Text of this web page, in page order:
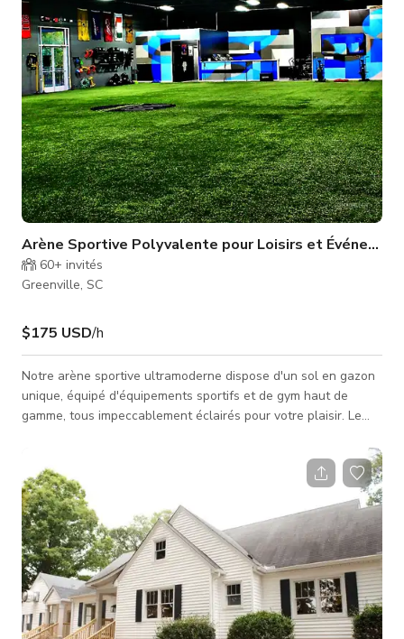
rêves les pl
Arène Sportive Polyvalente pour Loisirs et
60+ invités
Greenville, SC
$175 USD/h
Notre arène sportive ultramoderne dispose d'un sol en gazon
unique, équipé d'équipements sportifs et de gym haut de
gamme, tous impeccablement éclairés pour votre plaisir. Le
offrant le cadre idéal pour des fêtes d'anniversaire et
événements à thème sportif exaltants. Que vous soyez enfant
ou adulte, profitez de l'excitation de jouer à votre sport
préféré tout en célébrant votre occasion spéciale. De plus,
notr